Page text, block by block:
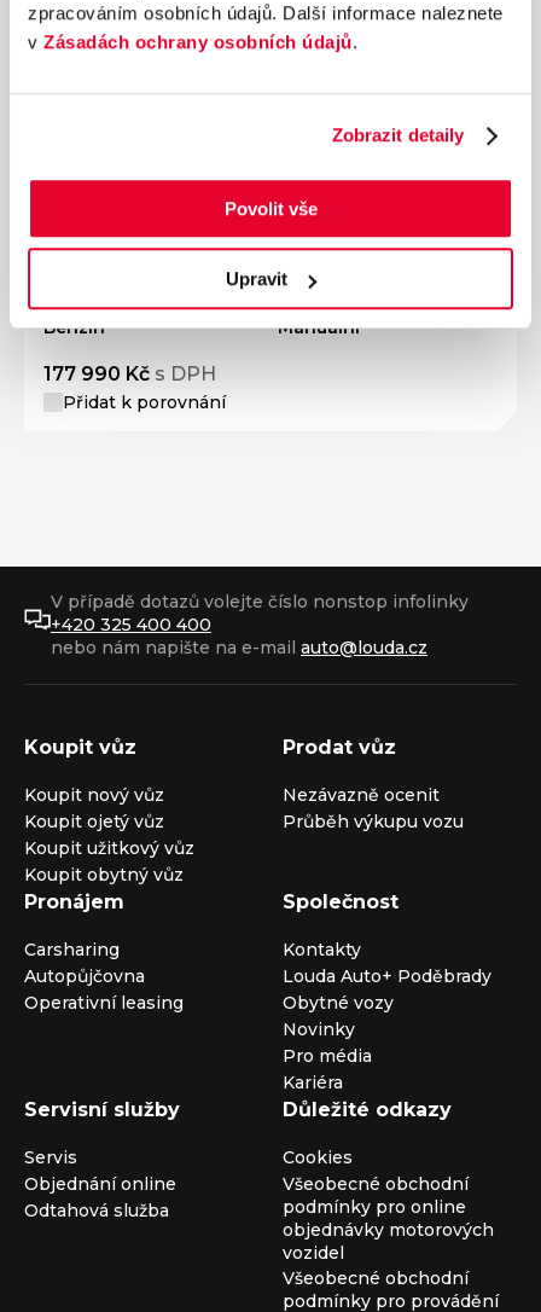
zpracováním osobních údajů. Další informace naleznete
v Zásadách ochrany osobních údajů.
Zobrazit detaily
Povolit vše
Upravit
Nájezd
Výkon
103 kW
Palivo
Benzín
Převodovka
Manuální
177 990 Kč s DPH
Přidat k porovnání
V případě dotazů volejte číslo nonstop infolinky
+420 325 400 400
nebo nám napište na e-mail auto@louda.cz
Koupit vůz
Koupit nový vůz
Koupit ojetý vůz
Koupit užitkový vůz
Koupit obytný vůz
Prodat vůz
Nezávazně ocenit
Průběh výkupu vozu
Pronájem
Carsharing
Autopůjčovna
Operativní leasing
Společnost
Kontakty
Louda Auto+ Poděbrady
Obytné vozy
Novinky
Pro média
Kariéra
Servisní služby
Servis
Objednání online
Odtahová služba
Důležité odkazy
Cookies
Všeobecné obchodní
podmínky pro online
objednávky motorových
vozidel
Všeobecné obchodní
podmínky pro provádění